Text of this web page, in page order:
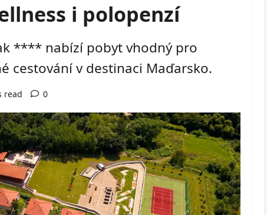
i polopenzí
**** nabízí pobyt vhodný pro
cestování v destinaci Maďarsko.
read 0